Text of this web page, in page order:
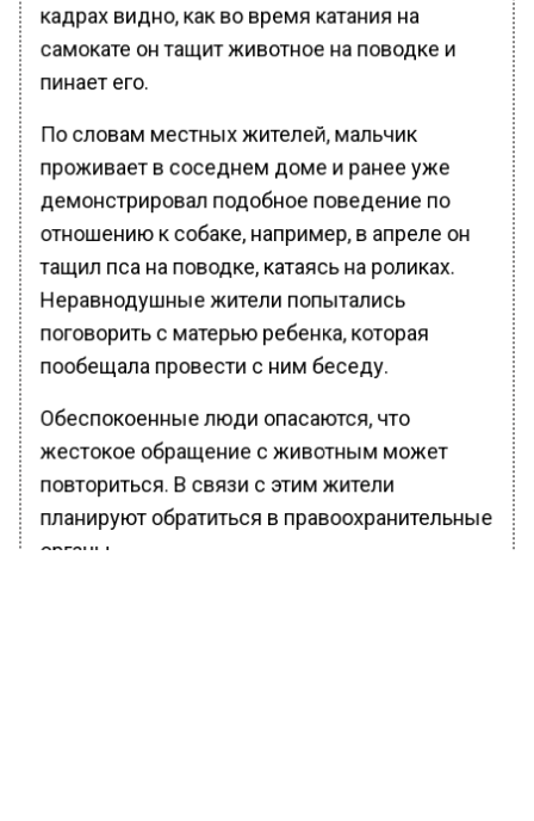
кадрах видно, как во время катания на
самокате он тащит животное на поводке и
пинает его.
По словам местных жителей, мальчик
проживает в соседнем доме и ранее уже
демонстрировал подобное поведение по
отношению к собаке, например, в апреле он
тащил пса на поводке, катаясь на роликах.
Неравнодушные жители попытались
поговорить с матерью ребенка, которая
пообещала провести с ним беседу.
Обеспокоенные люди опасаются, что
жестокое обращение с животным может
повториться. В связи с этим жители
планируют обратиться в правоохранительные
органы.